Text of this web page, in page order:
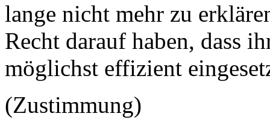
lange nicht mehr zu
Recht darauf haben, dass
möglichst effizient
(Zustimmung)